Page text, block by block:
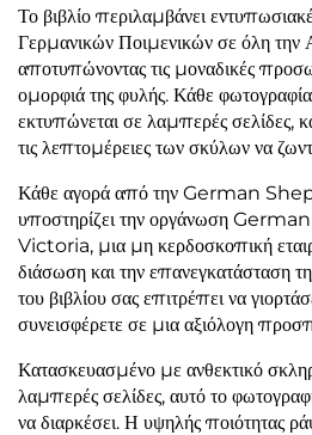
Το βιβλίο περιλαμβάνει
Γερμανικών Ποιμενικών σε όλη την
αποτυπώνοντας τις μοναδικές
ομορφιά της φυλής. Κάθε
εκτυπώνεται σε λαμπερές σελίδες,
τις λεπτομέρειες των σκύλων να
Κάθε αγορά από την German
υποστηρίζει την οργάνωση
Victoria, μια μη κερδοσκοπική
διάσωση και την επανεγκατάσταση
του βιβλίου σας επιτρέπει να
συνεισφέρετε σε μια αξιόλογη
Κατασκευασμένο με ανθεκτικό
λαμπερές σελίδες, αυτό το
να διαρκέσει. Η υψηλής ποιότητας